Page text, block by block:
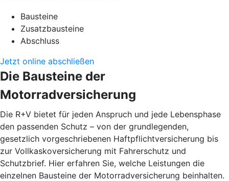
Bausteine
Zusatzbausteine
Abschluss
Jetzt online abschließen
Die Bausteine der
Motorradversicherung
Die R+V bietet für jeden Anspruch und jede Lebensphase
den passenden Schutz – von der grundlegenden,
gesetzlich vorgeschriebenen Haftpflichtversicherung bis
zur Vollkaskoversicherung mit Fahrerschutz und
Schutzbrief. Hier erfahren Sie, welche Leistungen die
einzelnen Bausteine der Motorradversicherung beinhalten.